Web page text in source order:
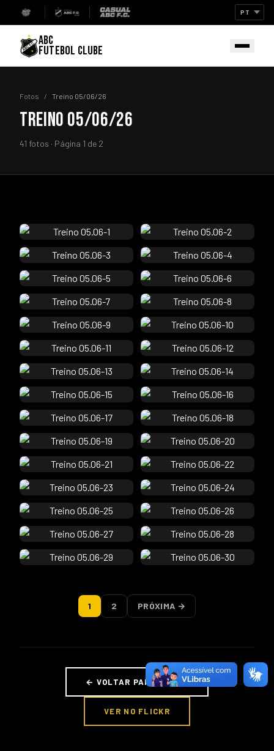
ABC
FUTEBOL CLUBE
Fotos / Treino 05/06/26
TREINO 05/06/26
41 fotos · Página 1 de 2
1 2 PRÓXIMA →
← VOLTAR PARA FOTOS
VER NO FLICKR